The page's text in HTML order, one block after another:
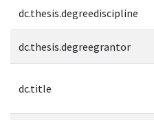
dc.thesis.degreediscipline
dc.thesis.degreegrantor
dc.title